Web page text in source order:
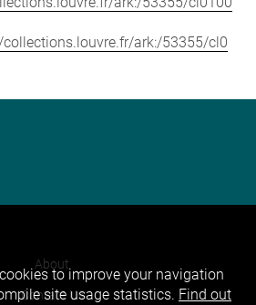
collections.louvre.fr/ark:/53355/cl0
About
Contact Us
to improve your navigation
site usage statistics. Find out